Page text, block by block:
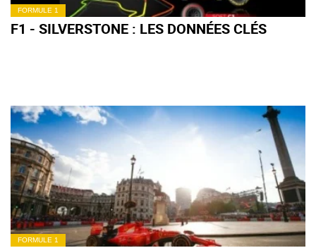
FORMULE 1
F1 - SILVERSTONE : LES DONNÉES CLÉS
FORMULE 1